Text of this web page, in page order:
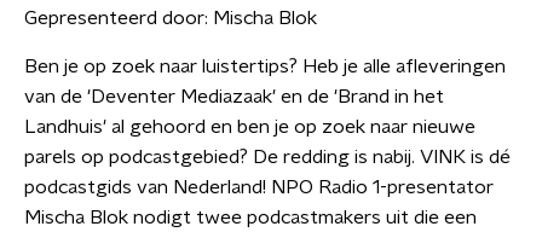
Gepresenteerd door: Mischa Blok
Ben je op zoek naar luistertips? Heb je alle afleveringen
van de 'Deventer Mediazaak' en de 'Brand in het
Landhuis' al gehoord en ben je op zoek naar nieuwe
parels op podcastgebied? De redding is nabij. VINK is dé
podcastgids van Nederland! NPO Radio 1-presentator
Mischa Blok nodigt twee podcastmakers uit die een